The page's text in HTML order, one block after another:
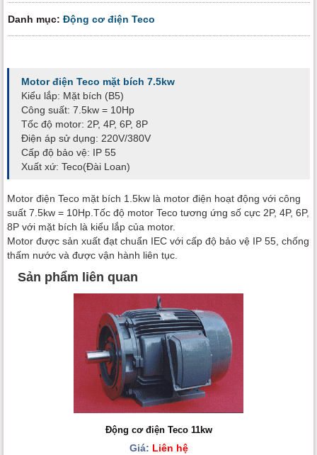
Danh mục: Động cơ điện Teco
Motor điện Teco mặt bích 7.5kw
Kiểu lắp: Mặt bích (B5)
Công suất: 7.5kw = 10Hp
Tốc độ motor: 2P, 4P, 6P, 8P
Điện áp sử dụng: 220V/380V
Cấp độ bảo vệ: IP 55
Xuất xứ: Teco(Đài Loan)
Motor điện Teco mặt bích 1.5kw là motor điện hoạt động với công
suất 7.5kw = 10Hp.Tốc độ motor Teco tương ứng số cực 2P, 4P, 6P,
8P với mặt bích là kiểu lắp của motor.
Motor được sản xuất đạt chuẩn IEC với cấp độ bảo vệ IP 55, chống
thấm nước và được vận hành liên tục.
Sản phẩm liên quan
Động cơ điện Teco 11kw
Giá: Liên hệ